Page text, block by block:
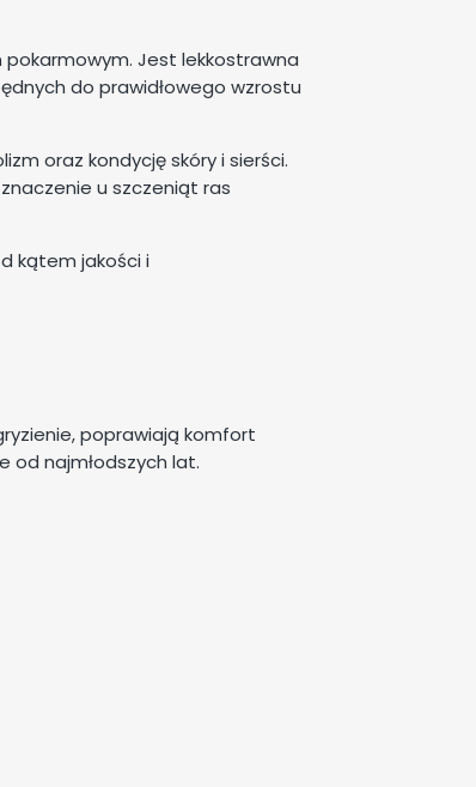
pokarmowym. Jest lekkostrawna
do prawidłowego wzrostu
oraz kondycję skóry i sierści.
u szczeniąt ras
kątem jakości i
poprawiają komfort
od najmłodszych lat.